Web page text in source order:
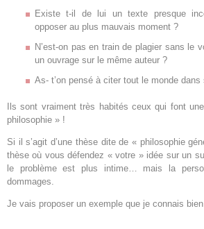
Existe t-il de lui un texte presque
opposer au plus mauvais moment ?
N’est-on pas en train de plagier sans le
un ouvrage sur le même auteur ?
As- t’on pensé à citer tout le monde dans
Ils sont vraiment très habités ceux qui font
philosophie » !
Si il s’agit d’une thèse dite de « philosophie
thèse où vous défendez « votre » idée sur un
le problème est plus intime… mais la
dommages.
Je vais proposer un exemple que je connais